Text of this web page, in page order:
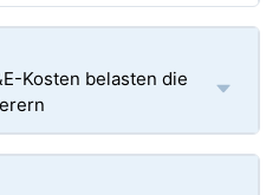
Kosten belasten die